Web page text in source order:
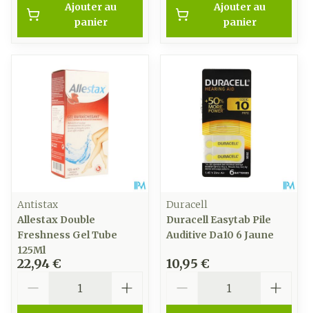
Ajouter au
panier
Ajouter au
panier
Antistax
Allestax Double
Freshness Gel Tube
125Ml
22,94 €
Duracell
Duracell Easytab Pile
Auditive Da10 6 Jaune
10,95 €